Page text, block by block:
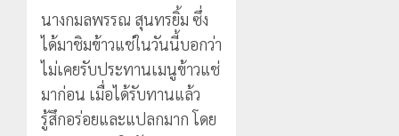
นางกมลพรรณ สุนทรยิ้ม ซึ่ง
ได้มาชิมข้าวแช่ในวันนี้บอกว่า
ไม่เคยรับประทานเมนูข้าวแช่
มาก่อน เมื่อได้รับทานแล้ว
รู้สึกอร่อยและแปลกมาก โดย